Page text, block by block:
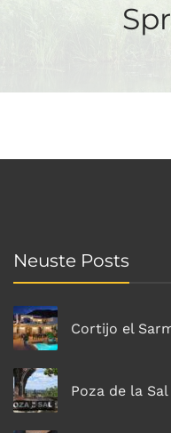
Neuste Posts
Cortijo el
Poza de la